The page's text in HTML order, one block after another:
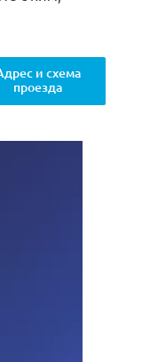
и схема
проезда